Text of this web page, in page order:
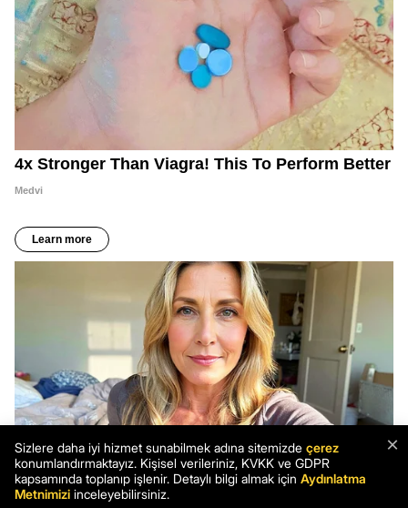
×
Sizlere daha iyi hizmet sunabilmek adına sitemizde çerez
konumlandırmaktayız. Kişisel verileriniz, KVKK ve GDPR
kapsamında toplanıp işlenir. Detaylı bilgi almak için Aydınlatma
Metnimizi inceleyebilirsiniz.